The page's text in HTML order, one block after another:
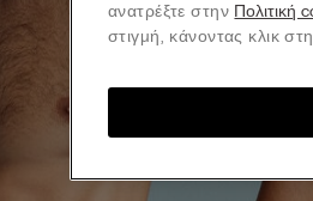
ανατρέξτε στην Πολιτική
στιγμή, κάνοντας κλικ